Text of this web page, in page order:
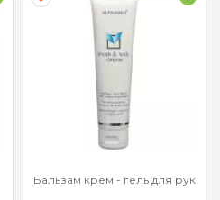
Бальзам крем - гель для рук